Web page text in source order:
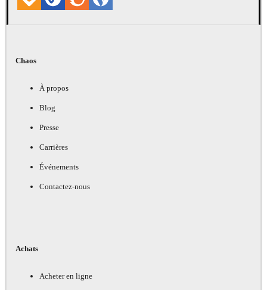
Chaos
À propos
Blog
Presse
Carrières
Événements
Contactez-nous
Achats
Acheter en ligne